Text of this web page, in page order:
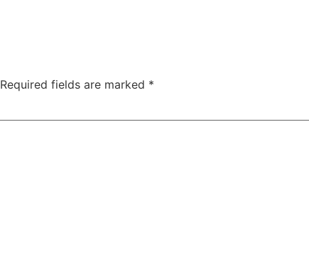
Required fields are marked *